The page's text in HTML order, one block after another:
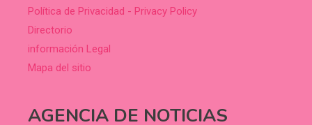
Política de Privacidad - Privacy Policy
Directorio
información Legal
Mapa del sitio
AGENCIA DE NOTICIAS